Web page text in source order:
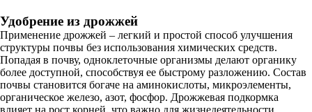
Удобрение из дрожжей
Применение дрожжей – легкий и простой способ улучшения
структуры почвы без использования химических средств.
Попадая в почву, одноклеточные организмы делают органику
более доступной, способствуя ее быстрому разложению. Состав
почвы становится богаче на аминокислоты, микроэлементы,
органическое железо, азот, фосфор. Дрожжевая подкормка
влияет на рост корней, что важно для жизнедеятельности